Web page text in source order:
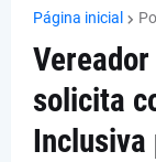
Página inicial
solicita
Inclusiva